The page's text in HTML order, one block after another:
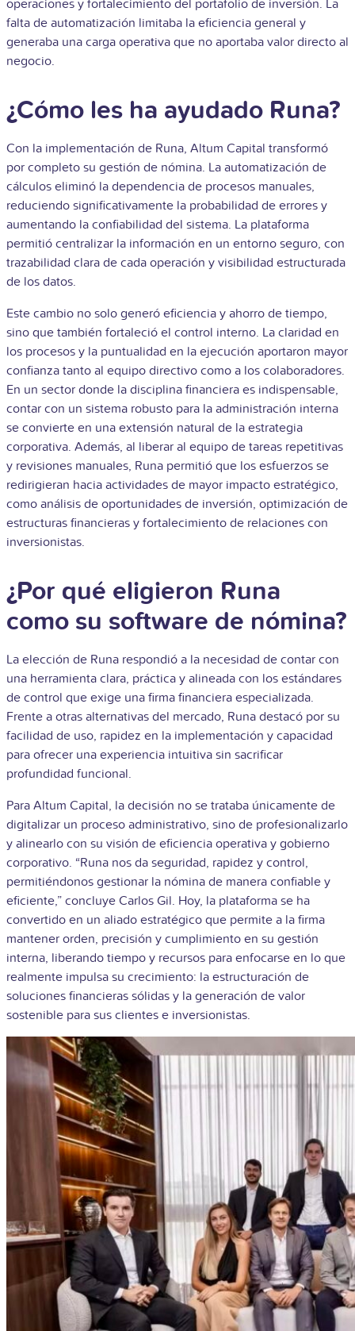
operaciones y fortalecimiento del portafolio de inversión. La
falta de automatización limitaba la eficiencia general y
generaba una carga operativa que no aportaba valor directo al
negocio.
¿Cómo les ha ayudado Runa?
Con la implementación de Runa, Altum Capital transformó
por completo su gestión de nómina. La automatización de
cálculos eliminó la dependencia de procesos manuales,
reduciendo significativamente la probabilidad de errores y
aumentando la confiabilidad del sistema. La plataforma
permitió centralizar la información en un entorno seguro, con
trazabilidad clara de cada operación y visibilidad estructurada
de los datos.
Este cambio no solo generó eficiencia y ahorro de tiempo,
sino que también fortaleció el control interno. La claridad en
los procesos y la puntualidad en la ejecución aportaron mayor
confianza tanto al equipo directivo como a los colaboradores.
En un sector donde la disciplina financiera es indispensable,
contar con un sistema robusto para la administración interna
se convierte en una extensión natural de la estrategia
corporativa. Además, al liberar al equipo de tareas repetitivas
y revisiones manuales, Runa permitió que los esfuerzos se
redirigieran hacia actividades de mayor impacto estratégico,
como análisis de oportunidades de inversión, optimización de
estructuras financieras y fortalecimiento de relaciones con
inversionistas.
¿Por qué eligieron Runa
como su software de nómina?
La elección de Runa respondió a la necesidad de contar con
una herramienta clara, práctica y alineada con los estándares
de control que exige una firma financiera especializada.
Frente a otras alternativas del mercado, Runa destacó por su
facilidad de uso, rapidez en la implementación y capacidad
para ofrecer una experiencia intuitiva sin sacrificar
profundidad funcional.
Para Altum Capital, la decisión no se trataba únicamente de
digitalizar un proceso administrativo, sino de profesionalizarlo
y alinearlo con su visión de eficiencia operativa y gobierno
corporativo. “Runa nos da seguridad, rapidez y control,
permitiéndonos gestionar la nómina de manera confiable y
eficiente,” concluye Carlos Gil. Hoy, la plataforma se ha
convertido en un aliado estratégico que permite a la firma
mantener orden, precisión y cumplimiento en su gestión
interna, liberando tiempo y recursos para enfocarse en lo que
realmente impulsa su crecimiento: la estructuración de
soluciones financieras sólidas y la generación de valor
sostenible para sus clientes e inversionistas.